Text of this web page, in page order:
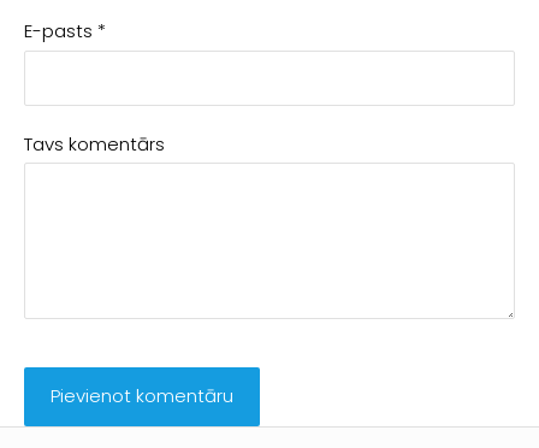
E-pasts *
Tavs komentārs